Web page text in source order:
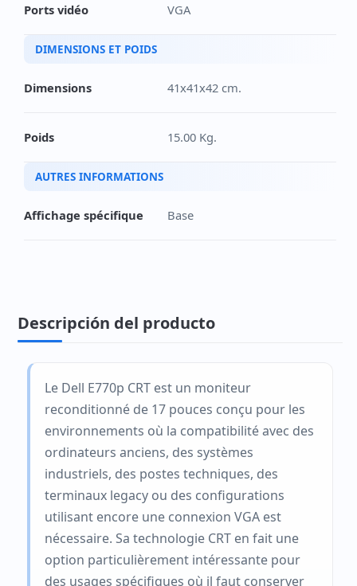
Ports vidéo VGA
DIMENSIONS ET POIDS
Dimensions 41x41x42 cm.
Poids 15.00 Kg.
AUTRES INFORMATIONS
Affichage spécifique Base
Descripción del producto
Le Dell E770p CRT est un moniteur
reconditionné de 17 pouces conçu pour les
environnements où la compatibilité avec des
ordinateurs anciens, des systèmes
industriels, des postes techniques, des
terminaux legacy ou des configurations
utilisant encore une connexion VGA est
nécessaire. Sa technologie CRT en fait une
option particulièrement intéressante pour
des usages spécifiques où il faut conserver